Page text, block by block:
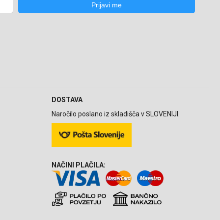
DOSTAVA
Naročilo poslano iz skladišča v SLOVENIJI.
NAČINI PLAČILA: